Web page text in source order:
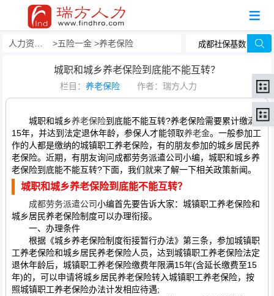
五险一金 养老保险
城职和城乡养老保险到底能不能互转？
栏目： 养老保险 作者：瑞方人力
城职和城乡养老保险到底能不能互转?养老保险需要累计缴满
15年，并达到法定退休年龄，参保人才能领取养老金。一般参加工
作的人都是缴纳的城镇职工养老保险，有的朋友参加的城乡居民养
老保险。近期，有朋友询问成都劳务派遣公司小编，城职和城乡养
老保险到底能不能互转?下面，我们就来了解一下相关政策新闻。
城职和城乡养老保险到底能不能互转？
成都劳务派遣公司小编首先要告诉大家：城镇职工养老保险和
城乡居民养老保险制度可以办理衔接。
一、办理条件
根据《城乡养老保险制度衔接暂行办法》第三条，参加城镇职
工养老保险和城乡居民养老保险人员，达到城镇职工养老保险法定
退休年龄后，城镇职工养老保险缴费年限满15年(含延长缴费至15
年)的，可以申请将城乡居民养老保险转入城镇职工养老保险，按
照城镇职工养老保险办法计发相应待遇;